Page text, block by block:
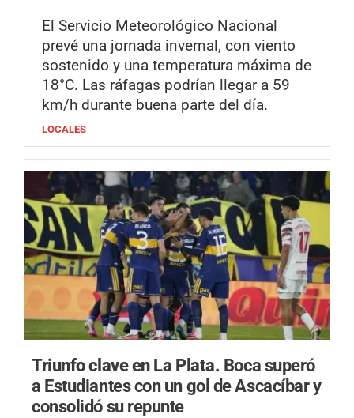
El Servicio Meteorológico Nacional
prevé una jornada invernal, con viento
sostenido y una temperatura máxima de
18°C. Las ráfagas podrían llegar a 59
km/h durante buena parte del día.
LOCALES
Triunfo clave en La Plata. Boca superó
a Estudiantes con un gol de Ascacíbar y
consolidó su repunte